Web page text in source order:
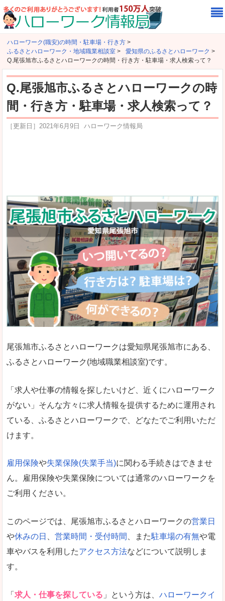
ハローワーク(職安)の時間・駐車場・行き方 >
ふるさとハローワーク・地域職業相談室 > 愛知県のふるさとハローワーク >
Q.尾張旭市ふるさとハローワークの時間・行き方・駐車場・求人検索って？
Q.尾張旭市ふるさとハローワークの時
間・行き方・駐車場・求人検索って？
［更新日］ 2021年6月9日 ハローワーク情報局
尾張旭市ふるさとハローワークは愛知県尾張旭市にある、
ふるさとハローワーク(地域職業相談室)です。
「求人や仕事の情報を探したいけど、近くにハローワーク
がない」そんな方々に求人情報を提供するために運用され
ている、ふるさとハローワークで、どなたでご利用いただ
けます。
雇用保険や失業保険(失業手当)に関わる手続きはできませ
ん。雇用保険や失業保険については通常のハローワークを
ご利用ください。
このページでは、尾張旭市ふるさとハローワークの営業日
や休みの日 営業時間・受付時間 、また駐車場の有無や電
車やバスを利用したアクセス方法などについて説明しま
す。
「 求人・仕事を探している 」という方は、 ハローワークイ